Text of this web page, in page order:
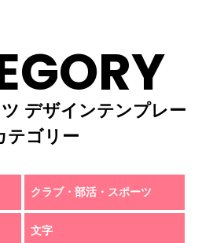
デザインテンプレー
テゴリー
クラブ・部活・スポーツ
文字